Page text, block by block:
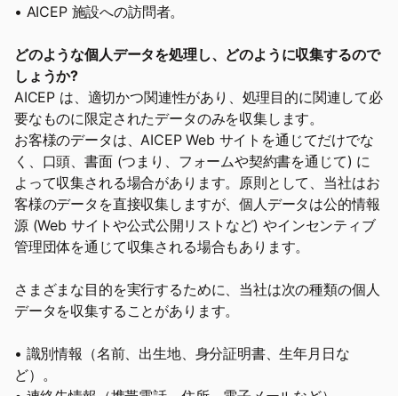
• AICEP 施設への訪問者。
どのような個人データを処理し、どのように収集するので
しょうか?
AICEP は、適切かつ関連性があり、処理目的に関連して必
要なものに限定されたデータのみを収集します。
お客様のデータは、AICEP Web サイトを通じてだけでな
く、口頭、書面 (つまり、フォームや契約書を通じて) に
よって収集される場合があります。原則として、当社はお
客様のデータを直接収集しますが、個人データは公的情報
源 (Web サイトや公式公開リストなど) やインセンティブ
管理団体を通じて収集される場合もあります。
さまざまな目的を実行するために、当社は次の種類の個人
データを収集することがあります。
• 識別情報（名前、出生地、身分証明書、生年月日な
ど）。